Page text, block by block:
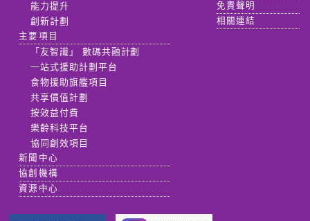
能力提升
創新計劃
主要項目
「友智識」 數碼共融計劃
一站式援助計劃平台
食物援助旗艦項目
共享價值計劃
按效益付費
樂齡科技平台
協同創效項目
新聞中心
協創機構
資源中心
免責聲明
相關連結